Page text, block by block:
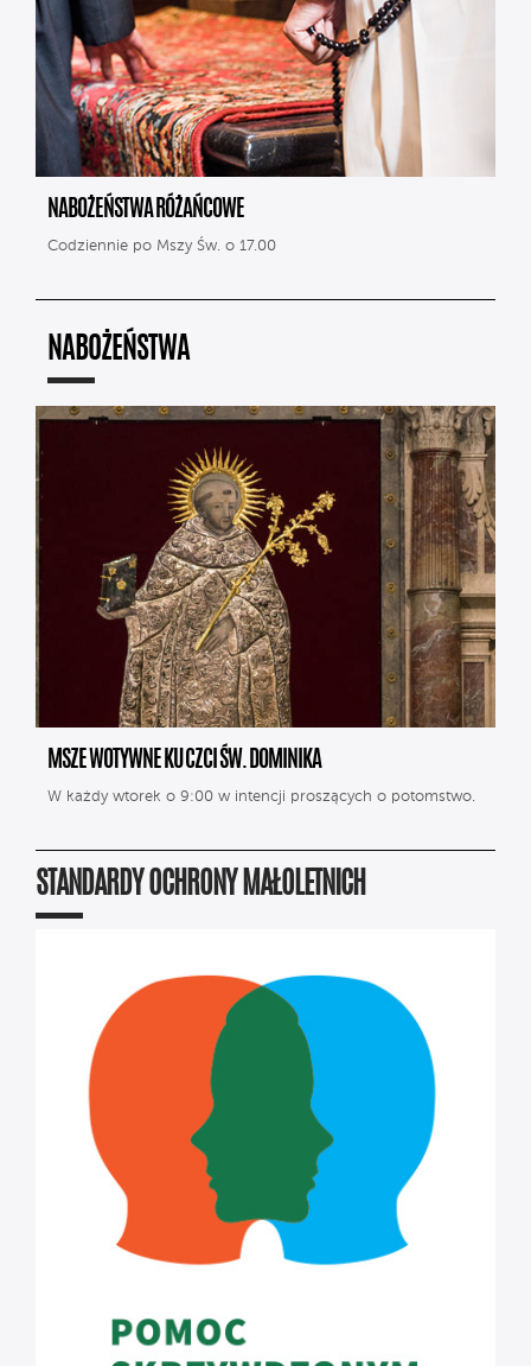
NABOŻEŃSTWA RÓŻAŃCOWE
Codziennie po Mszy Św. o 17.00
NABOŻEŃSTWA
MSZE WOTYWNE KU CZCI ŚW. DOMINIKA
W każdy wtorek o 9:00 w intencji proszących o potomstwo.
STANDARDY OCHRONY MAŁOLETNICH